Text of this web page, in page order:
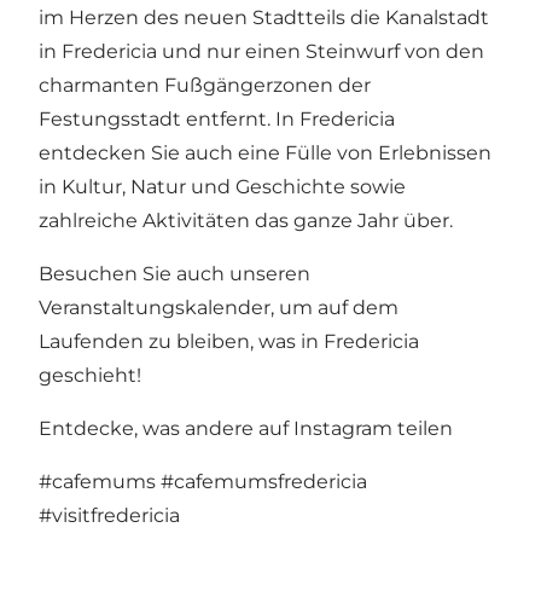
im Herzen des neuen Stadtteils die Kanalstadt
in Fredericia und nur einen Steinwurf von den
charmanten Fußgängerzonen der
Festungsstadt entfernt. In Fredericia
entdecken Sie auch eine Fülle von Erlebnissen
in Kultur, Natur und Geschichte sowie
zahlreiche Aktivitäten das ganze Jahr über.
Besuchen Sie auch unseren
Veranstaltungskalender, um auf dem
Laufenden zu bleiben, was in Fredericia
geschieht!
Entdecke, was andere auf Instagram teilen
#cafemums #cafemumsfredericia
#visitfredericia